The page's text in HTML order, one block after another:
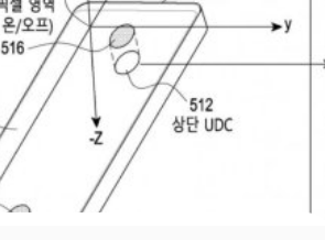
รประจำตัวดิจิทัล ยังสามารถขึ้นเครื่องบิน
ดงบอร์ดดิงพาส และบัตรประจำตัวที่มีรูป
บาล การระบุตัวตนแบบดิจิทัลเป็นฟีเจอร์
เดียวในแอป Air Canada ซึ่งข้อมูลไบโอ
รับการเข้ารหัสและจัดเก็บไว้ในโทรศัพท์มือ
ะจะต้องกดอนุญาตให้ใช้ข้อมูลในวันเดิน
าวจะถูกเก็บรักษาไว้สูงสุด 36 ชั่วโมง
รองประธานบริหารและประธานเจ้า
ของ Air Canada กล่าวว่า "ลูกค้าของเรา
าได้มีการเผยแพร่สิทธิบัตรจาก Samsung
บียนตั้งแต่เดือนมีนาคมปี 2021 มีเนื้อหา
จดจำใบหน้าโดยใช้กล้องคู่ที่อยู่ใต้หน้าจอ
| 1411 days ago